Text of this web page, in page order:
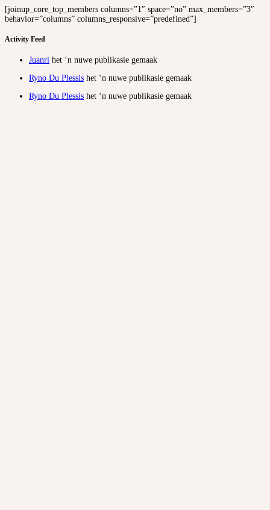
[joinup_core_top_members columns=”1″ space=”no” max_members=”3″
behavior=”columns” columns_responsive=”predefined”]
Activity Feed
Juanri het ‘n nuwe publikasie gemaak
Ryno Du Plessis het ‘n nuwe publikasie gemaak
Ryno Du Plessis het ‘n nuwe publikasie gemaak